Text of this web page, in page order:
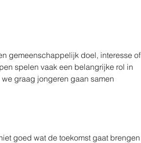
gemeenschappelijk doel, interesse of
spelen vaak een belangrijke rol in
graag jongeren gaan samen
goed wat de toekomst gaat brengen